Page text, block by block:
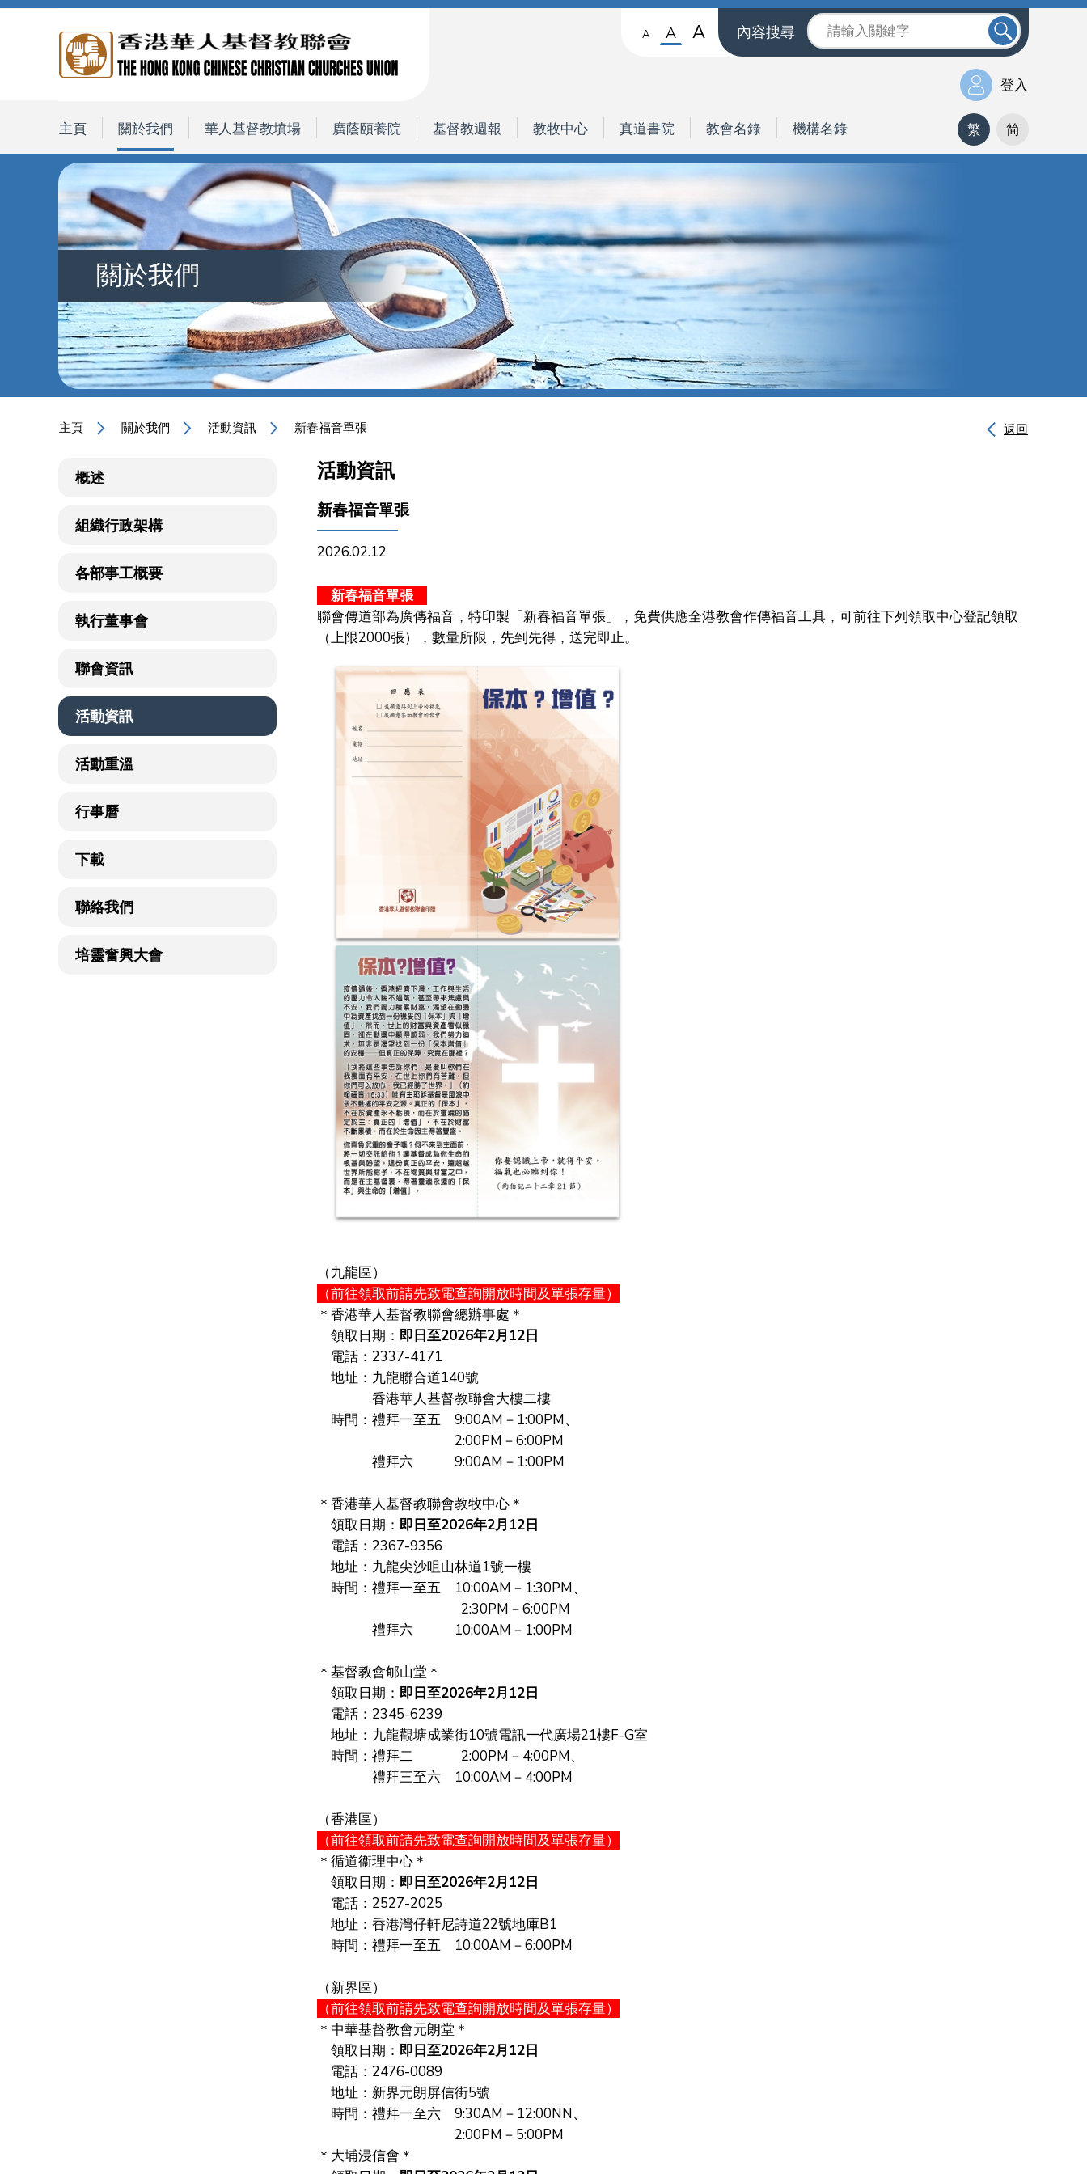
A A A 內容搜尋
登入
主頁 關於我們 華人基督教墳場 廣蔭頤養院 基督教週報 教牧中心 真道書院 教會名錄 機構名錄 繁 简
關於我們
主頁 關於我們 活動資訊 新春福音單張 返回
概述
組織行政架構
各部事工概要
執行董事會
聯會資訊
活動資訊
活動重溫
行事曆
下載
聯絡我們
培靈奮興大會
活動資訊
新春福音單張
2026.02.12
新春福音單張
聯會傳道部為廣傳福音，特印製「新春福音單張」，免費供應全港教會作傳福音工具 ，可前往下列領取中心登記領取
（上限2000張），數量所限，先到先得，送完即止。
（九龍區）
（前往領取前請先致電查詢開放時間及單張存量）
＊香港華人基督教聯會總辦事處＊
領取日期： 即日至2026年2月 12日
電話：2337-4171
地址：九龍聯合道140號
香港華人基督教聯會大樓二樓
時間：禮拜一至五 9:00AM－1:00PM、
2:00PM－6:00PM
禮拜六 9:00AM－1:00PM
＊香港華人基督教聯會教牧中心＊
領取日期： 即日至2026年2月12日
電話：2367-9356
地址：九龍尖沙咀山林道1號一樓
時間：禮拜一至五 10:00AM－1:30PM、
2:30PM－6:00PM
禮拜六 10:00AM－1:00PM
＊ 基督教會郇山堂 ＊
領取日期： 即日至2026年2月12日
電話： 2345-6239
地址：九龍觀塘成業街10號電訊一代廣場21樓F-G室
時間：禮拜二 2:00PM－4:00PM、
禮拜三至六 10:00AM－4:00PM
（香港區）
（前往領取前請先致電查詢開放時間及單張存量）
＊循道衞理中心＊
領取日期： 即日至2026年2月12日
電話：2527-2025
地址：香港灣仔軒尼詩道22號地庫B1
時間：禮拜一至五 10:00AM－6:00PM
（新界區）
（前往領取前請先致電查詢開放時間及單張存量）
＊中華基督教會元朗堂＊
領取日期： 即日至2026年2月12日
電話：2476-0089
地址：新界元朗屏信街5號
時間：禮拜一至六 9:30AM－12:00NN、
2:00PM－5:00PM
＊ 大埔浸信會 ＊